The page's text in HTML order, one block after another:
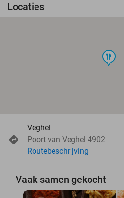
Locaties
food
Veghel
Poort van Veghel 4902
Routebeschrijving
Vaak samen gekocht